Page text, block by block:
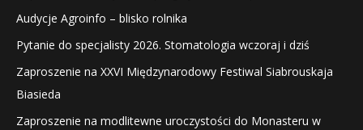
Audycje Agroinfo – blisko rolnika
Pytanie do specjalisty 2026. Stomatologia wczoraj i dziś
Zaproszenie na XXVI Międzynarodowy Festiwal Siabrouskaja
Biasieda
Zaproszenie na modlitewne uroczystości do Monasteru w